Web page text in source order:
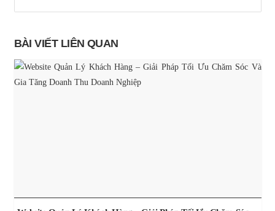
BÀI VIẾT LIÊN QUAN